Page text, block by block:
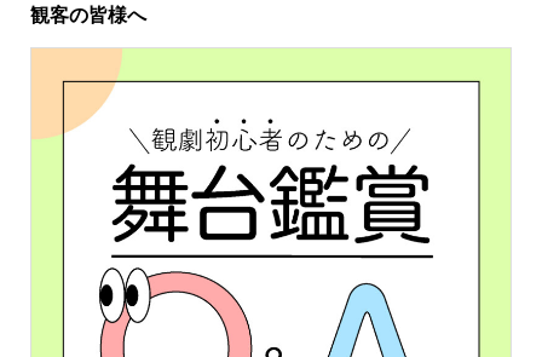
観客の皆様へ